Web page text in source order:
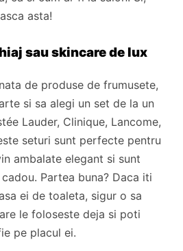
asta!
sau skincare de lux
de produse de frumusete,
si sa alegi un set de la un
Lauder, Clinique, Lancome,
seturi sunt perfecte pentru
ambalate elegant si sunt
Partea buna? Daca iti
ei de toaleta, sigur o sa
le foloseste deja si poti
pe placul ei.